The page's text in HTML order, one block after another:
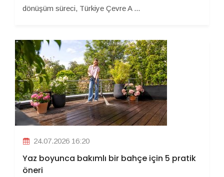
dönüşüm süreci, Türkiye Çevre A ...
24.07.2026 16:20
Yaz boyunca bakımlı bir bahçe için 5 pratik
öneri